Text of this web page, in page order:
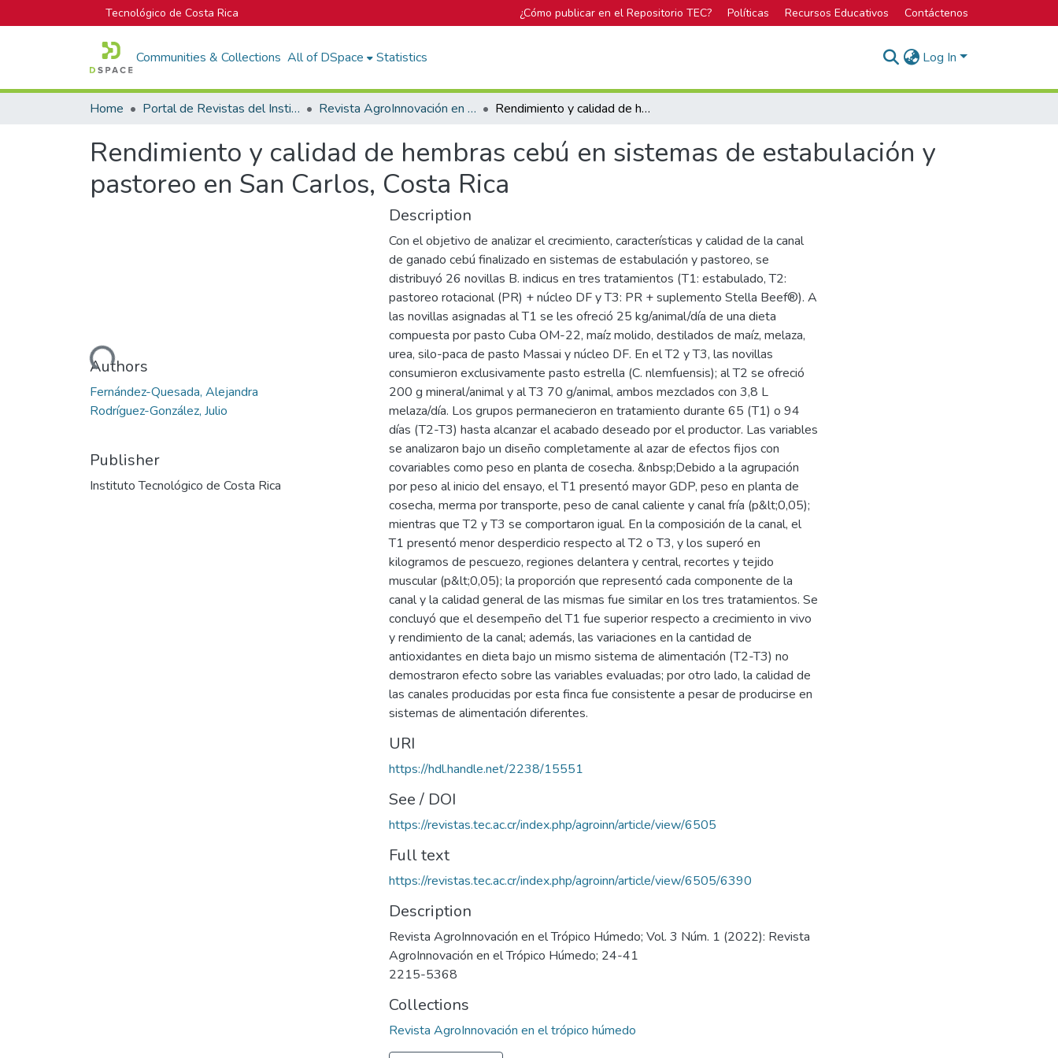
Tecnológico de Costa Rica ¿Cómo publicar en el Repositorio TEC? Políticas Recursos Educativos Contáctenos
Communities & Collections All of DSpace Statistics Log In
Home Portal de Revistas del Instituto Tecnológico de Costa Rica Revista AgroInnovación en el trópico húmedo Rendimiento y calidad de hembras cebú en sistemas de estabulación y pastoreo en San Carlos, Costa Rica
Rendimiento y calidad de hembras cebú en sistemas de estabulación y
pastoreo en San Carlos, Costa Rica
Loading...
Authors
Fernández-Quesada, Alejandra
Rodríguez-González, Julio
Publisher
Instituto Tecnológico de Costa Rica
Description
Con el objetivo de analizar el crecimiento, características y calidad de la canal
de ganado cebú finalizado en sistemas de estabulación y pastoreo, se
distribuyó 26 novillas B. indicus en tres tratamientos (T1: estabulado, T2:
pastoreo rotacional (PR) + núcleo DF y T3: PR + suplemento Stella Beef®). A
las novillas asignadas al T1 se les ofreció 25 kg/animal/día de una dieta
compuesta por pasto Cuba OM-22, maíz molido, destilados de maíz, melaza,
urea, silo-paca de pasto Massai y núcleo DF. En el T2 y T3, las novillas
consumieron exclusivamente pasto estrella (C. nlemfuensis); al T2 se ofreció
200 g mineral/animal y al T3 70 g/animal, ambos mezclados con 3,8 L
melaza/día. Los grupos permanecieron en tratamiento durante 65 (T1) o 94
días (T2-T3) hasta alcanzar el acabado deseado por el productor. Las variables
se analizaron bajo un diseño completamente al azar de efectos fijos con
covariables como peso en planta de cosecha. &nbsp;Debido a la agrupación
por peso al inicio del ensayo, el T1 presentó mayor GDP, peso en planta de
cosecha, merma por transporte, peso de canal caliente y canal fría (p&lt;0,05);
mientras que T2 y T3 se comportaron igual. En la composición de la canal, el
T1 presentó menor desperdicio respecto al T2 o T3, y los superó en
kilogramos de pescuezo, regiones delantera y central, recortes y tejido
muscular (p&lt;0,05); la proporción que representó cada componente de la
canal y la calidad general de las mismas fue similar en los tres tratamientos. Se
concluyó que el desempeño del T1 fue superior respecto a crecimiento in vivo
y rendimiento de la canal; además, las variaciones en la cantidad de
antioxidantes en dieta bajo un mismo sistema de alimentación (T2-T3) no
demostraron efecto sobre las variables evaluadas; por otro lado, la calidad de
las canales producidas por esta finca fue consistente a pesar de producirse en
sistemas de alimentación diferentes.
URI
https://hdl.handle.net/2238/15551
See / DOI
https://revistas.tec.ac.cr/index.php/agroinn/article/view/6505
Full text
https://revistas.tec.ac.cr/index.php/agroinn/article/view/6505/6390
Description
Revista AgroInnovación en el Trópico Húmedo; Vol. 3 Núm. 1 (2022): Revista
AgroInnovación en el Trópico Húmedo; 24-41
2215-5368
Collections
Revista AgroInnovación en el trópico húmedo